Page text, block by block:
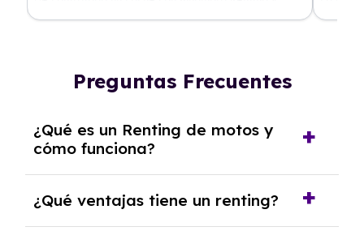
estoy impresionado. Todo ha sido transparente y sin
Preguntas Frecuentes
¿Qué es un Renting de motos y
cómo funciona?
ElRenting de motoses un contrato de
¿Qué ventajas tiene un renting?